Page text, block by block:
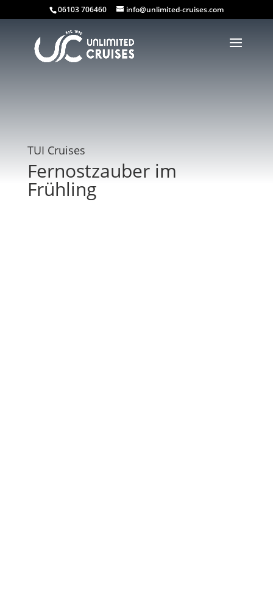
06103 706460 info@unlimited-cruises.com
TUI Cruises
Fernostzauber im
Frühling